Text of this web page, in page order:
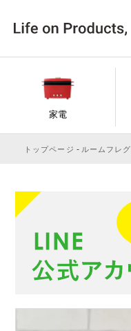
家電
トップページ ルームフレ